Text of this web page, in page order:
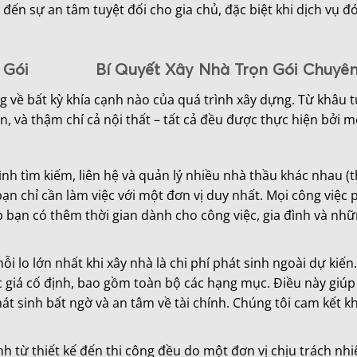
sự an tâm tuyệt đối cho gia chủ, đặc biệt khi dịch vụ
Gói Bí Quyết Xây Nhà Trọn Gói
bất kỳ khía cạnh nào của quá trình xây dựng. Từ khâu
và thậm chí cả nội thất – tất cả đều được thực hiện bởi
tìm kiếm, liên hệ và quản lý nhiều nhà thầu khác nhau
chỉ cần làm việc với một đơn vị duy nhất. Mọi công việc
có thêm thời gian dành cho công việc, gia đình và
lo lớn nhất khi xây nhà là chi phí phát sinh ngoài dự
cố định, bao gồm toàn bộ các hạng mục. Điều này
sinh bất ngờ và an tâm về tài chính. Chúng tôi cam kết
từ thiết kế đến thi công đều do một đơn vị chịu trách